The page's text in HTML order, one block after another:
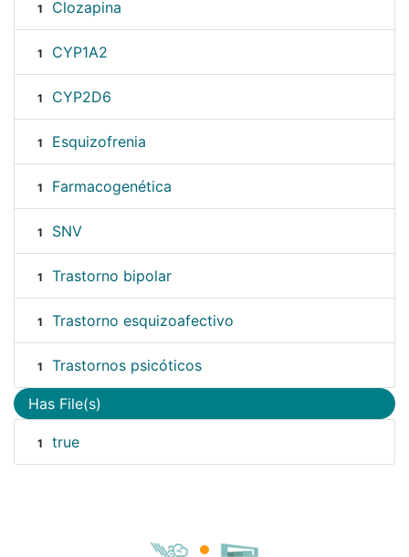
1 Clozapina
1 CYP1A2
1 CYP2D6
1 Esquizofrenia
1 Farmacogenética
1 SNV
1 Trastorno bipolar
1 Trastorno esquizoafectivo
1 Trastornos psicóticos
Has File(s)
1 true